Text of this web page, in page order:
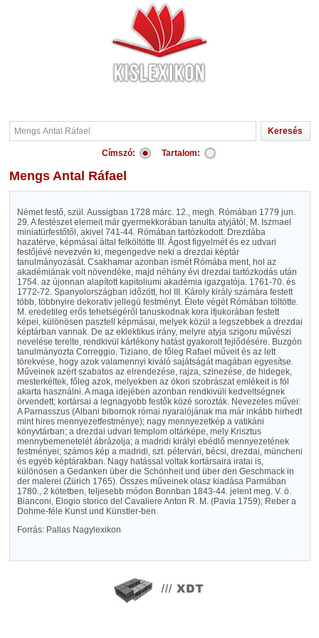
Címszó: Tartalom:
Mengs Antal Ráfael
Német festő, szül. Aussigban 1728 márc. 12., megh. Rómában 1779 jun.
29. A festészet elemeit már gyermekkorában tanulta atyjától, M. Iszmael
miniatürfestőtől, akivel 741-44. Rómában tartózkodott. Drezdába
hazatérve, képmásai által felköltötte III. Ágost figyelmét és ez udvari
festőjévé nevezvén ki, megengedve neki a drezdai képtár
tanulmányozását. Csakhamar azonban ismét Rómába ment, hol az
akadémiának volt növendéke, majd néhány évi drezdai tartózkodás után
1754. az újonnan alapított kapitoliumi akadémia igazgatója. 1761-70. és
1772-72. Spanyolországban időzött, hol III. Károly király számára festett
több, többnyire dekorativ jellegü festményt. Élete végét Rómában töltötte.
M. eredetileg erős tehetségéről tanuskodnak kora ifjukorában festett
képei, különösen pasztell képmásai, melyek közül a legszebbek a drezdai
képtárban vannak. De az eklektikus irány, melyre atyja szigoru művészi
nevelése terelte, rendkivül kártékony hatást gyakorolt fejlődésére. Buzgón
tanulmányozta Correggio, Tiziano, de főleg Rafael műveit és az lett
törekvése, hogy azok valamennyi kiváló sajátságát magában egyesítse.
Műveinek azért szabatos az elrendezése, rajza, szinezése, de hidegek,
mesterkéltek, főleg azok, melyekben az ókori szobrászat emlékeit is föl
akarta használni. A maga idejében azonban rendkivüli kedveltségnek
örvendett; kortársai a legnagyobb festők közé sorozták. Nevezetes művei:
A Parnasszus (Albani bibornok római nyaralójának ma már inkább hirhedt
mint hires mennyezetfestménye); nagy mennyezetkép a vatikáni
könyvtárban; a drezdai udvari templom oltárképe, mely Krisztus
mennybemenetelét ábrázolja; a madridi királyi ebédlő mennyezetének
festményei; számos kép a madridi, szt. pétervári, bécsi, drezdai, müncheni
és egyéb képtárakban. Nagy hatással voltak kortársaira iratai is,
különösen a Gedanken über die Schönheit und über den Geschmack in
der malerei (Zürich 1765). Összes műveinek olasz kiadása Parmában
1780., 2 kötetben, teljesebb módon Bonnban 1843-44. jelent meg. V. ö.
Bianconi, Elogio storico del Cavaliere Anton R. M. (Pavia 1759); Reber a
Dohme-féle Kunst und Künstler-ben.
Forrás: Pallas Nagylexikon